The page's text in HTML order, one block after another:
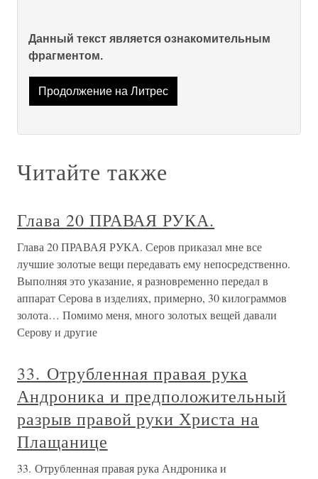
Данный текст является ознакомительным
фрагментом.
Продолжение на Литрес
Читайте также
Глава 20 ПРАВАЯ РУКА.
Глава 20 ПРАВАЯ РУКА. Серов приказал мне все
лучшие золотые вещи передавать ему непосредственно.
Выполняя это указание, я разновременно передал в
аппарат Серова в изделиях, примерно, 30 килограммов
золота… Помимо меня, много золотых вещей давали
Серову и другие
33. Отрубленная правая рука
Андроника и предположительный
разрыв правой руки Христа на
Плащанице
33. Отрубленная правая рука Андроника и